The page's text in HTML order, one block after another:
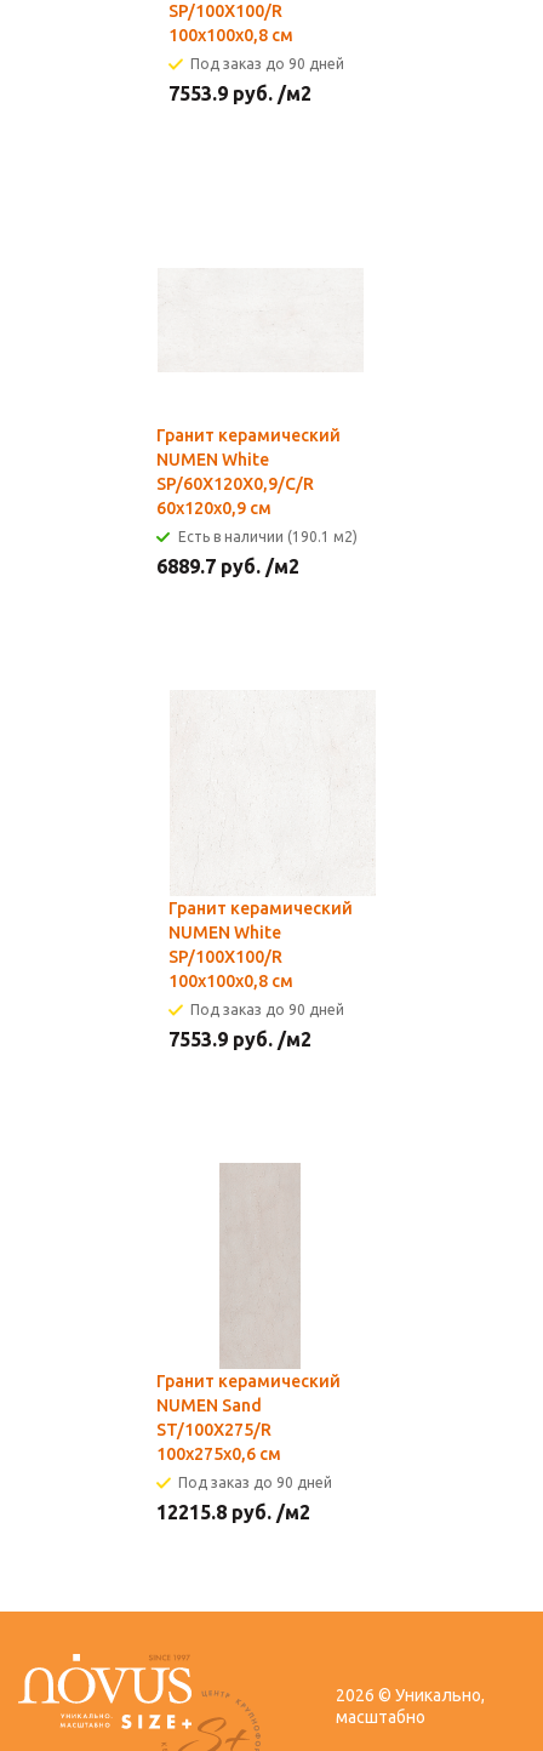
SP/100X100/R
100х100x0,8 см
Под заказ до 90 дней
7553.9 руб. /м2
Гранит керамический
NUMEN White
SP/60X120X0,9/C/R
60х120x0,9 см
Есть в наличии (190.1 м2)
6889.7 руб. /м2
Гранит керамический
NUMEN White
SP/100X100/R
100х100x0,8 см
Под заказ до 90 дней
7553.9 руб. /м2
Гранит керамический
NUMEN Sand
ST/100X275/R
100х275x0,6 см
Под заказ до 90 дней
12215.8 руб. /м2
2026 © Уникально,
масштабно